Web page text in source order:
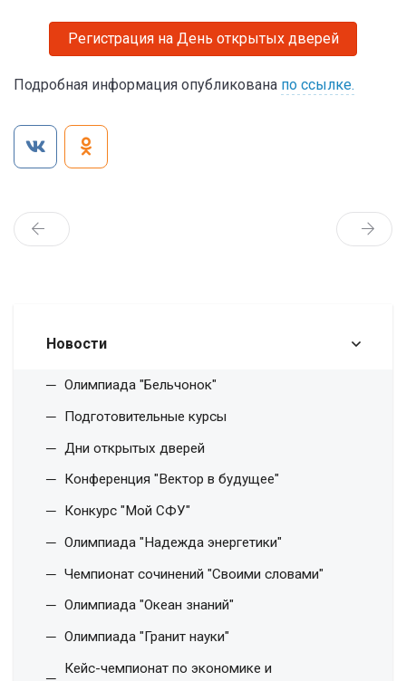
Новости
Олимпиада "Бельчонок"
Подготовительные курсы
Дни открытых дверей
Конференция "Вектор в будущее"
Конкурс "Мой СФУ"
Олимпиада "Надежда энергетики"
Чемпионат сочинений "Своими словами"
Олимпиада "Океан знаний"
Олимпиада "Гранит науки"
Кейс-чемпионат по экономике и
Регистрация на День открытых дверей
Подробная информация опубликована по ссылке.